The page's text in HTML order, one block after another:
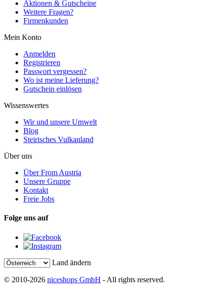
Aktionen & Gutscheine
Weitere Fragen?
Firmenkunden
Mein Konto
Anmelden
Registrieren
Passwort vergessen?
Wo ist meine Lieferung?
Gutschein einlösen
Wissenswertes
Wir und unsere Umwelt
Blog
Steirisches Vulkanland
Über uns
Über From Austria
Unsere Gruppe
Kontakt
Freie Jobs
Folge uns auf
Land ändern
© 2010-2026 niceshops GmbH - All rights reserved.